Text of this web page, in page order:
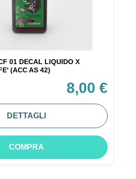
01 DECAL LIQUIDO X
(ACC AS 42)
8,00 €
DETTAGLI
COMPRA